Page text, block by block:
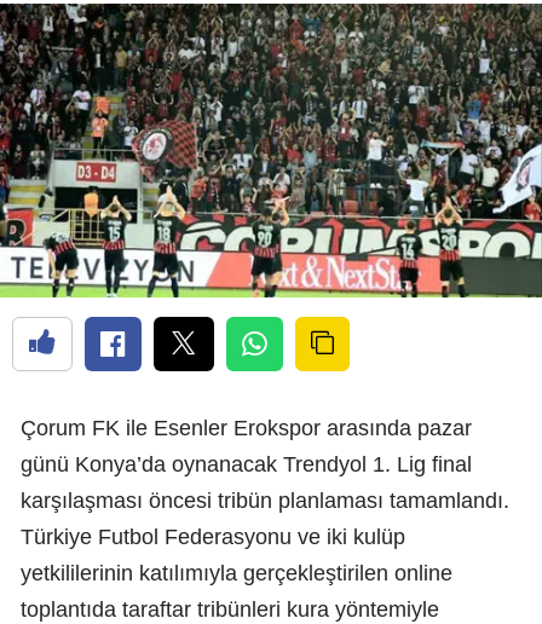
Çorum FK ile Esenler Erokspor arasında pazar
günü Konya’da oynanacak Trendyol 1. Lig final
karşılaşması öncesi tribün planlaması tamamlandı.
Türkiye Futbol Federasyonu ve iki kulüp
yetkililerinin katılımıyla gerçekleştirilen online
toplantıda taraftar tribünleri kura yöntemiyle